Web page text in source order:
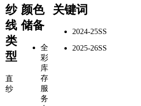
纱
线
类
型
直
纱
颜色
储备
全
彩
库
存
服
务
关键词
2024-25SS
2025-26SS